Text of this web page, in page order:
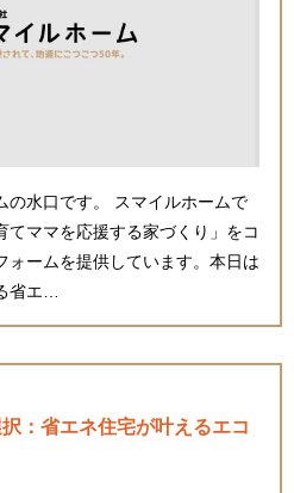
の水口です。 スマイルホームで
てママを応援する家づくり」をコ
ォームを提供しています。本日は
省エ…
：省エネ住宅が叶えるエコ